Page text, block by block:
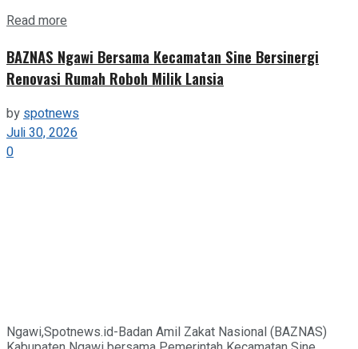
Read more
BAZNAS Ngawi Bersama Kecamatan Sine Bersinergi
Renovasi Rumah Roboh Milik Lansia
by spotnews
Juli 30, 2026
0
Ngawi,Spotnews.id-Badan Amil Zakat Nasional (BAZNAS)